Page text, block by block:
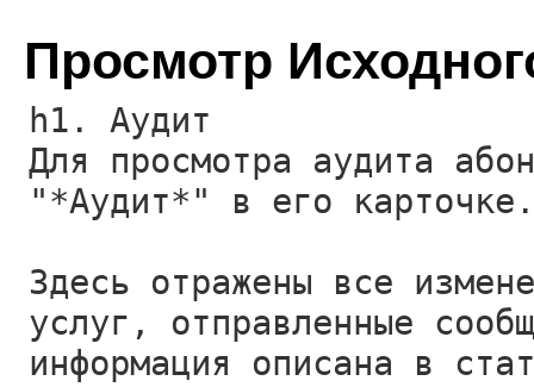
Просмотр
h1. Аудит
Для просмотра аудита
"*Аудит*" в его карточке.
Здесь отражены все
услуг, отправленные
информация описана в